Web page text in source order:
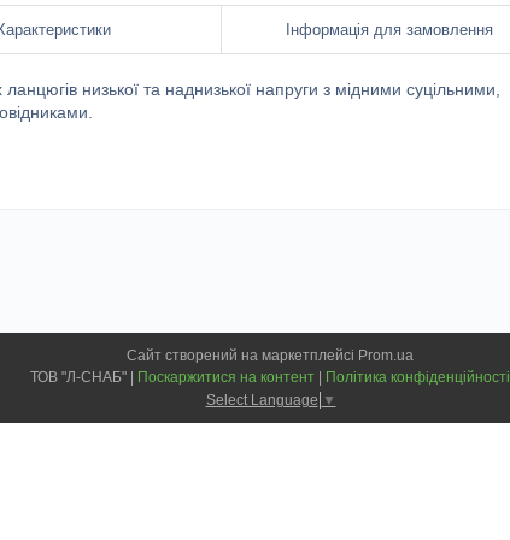
Інформація для замовлення
низької та наднизької напруги з мідними суцільними,
Сайт створений на маркетплейсі Prom.ua
Поскаржитися на контент
Політика конфіденційності
Select Language ▼